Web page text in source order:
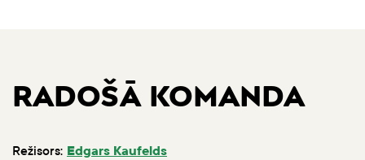
RADOŠĀ KOMANDA
Režisors: Edgars Kaufelds